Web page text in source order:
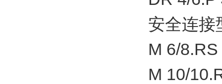
安全连接
M 6/
M 10/